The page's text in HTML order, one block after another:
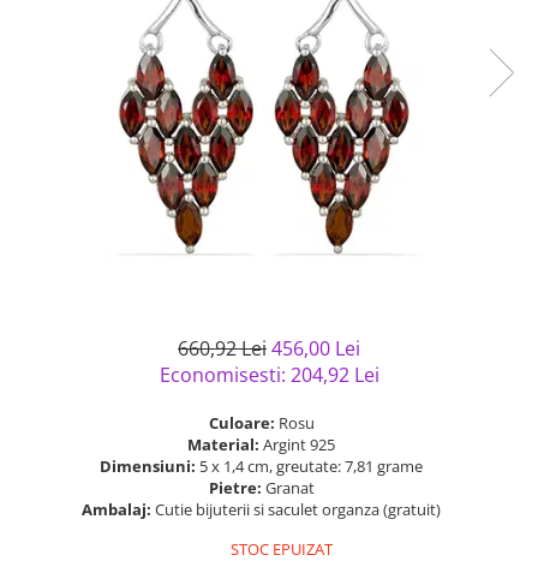
Bijuterii argint placat cu aur
Bijuterii argint cu diverse
Bijuterii argint cu murano
Bijuterii de Lux
Bijuterii gotice si rock
Bijuterii Handmade
Bijuterii fantezie
Casete si cutii de bijuterii
660,92 Lei456,00 Lei
Economisesti: 204,92 Lei
Culoare: Rosu
Material: Argint 925
Dimensiuni: 5 x 1,4 cm, greutate: 7,81 grame
Pietre: Granat
Ambalaj: Cutie bijuterii si saculet organza (gratuit)
STOC EPUIZAT